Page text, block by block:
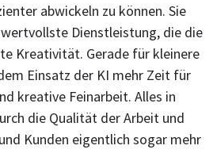
abwickeln zu können. Sie
Dienstleistung, die die
Kreativität. Gerade für kleinere
Einsatz der KI mehr Zeit für
kreative Feinarbeit. Alles in
die Qualität der Arbeit und
Kunden eigentlich sogar mehr